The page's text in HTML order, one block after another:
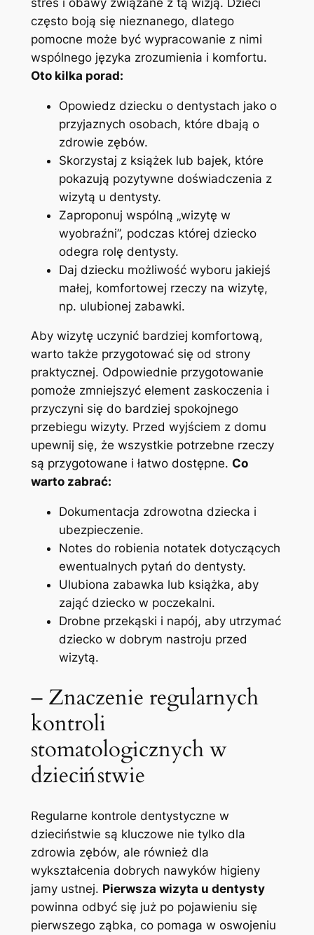
często boją się nieznanego,‍ dlatego
pomocne ​może być wypracowanie ‍z ​nimi
wspólnego⁤ języka ‍zrozumienia i ⁤komfortu.
Oto kilka porad:
Opowiedz dziecku o‍ dentystach jako o
przyjaznych ‍osobach, które ⁢dbają o
zdrowie zębów.
Skorzystaj z ​książek lub ⁣bajek, ⁣które
pokazują ​pozytywne doświadczenia z
wizytą u dentysty.
Zaproponuj wspólną⁤ „wizytę w
wyobraźni”, podczas⁣ której dziecko
odegra rolę dentysty.
Daj⁣ dziecku możliwość ​wyboru⁢ jakiejś
małej, komfortowej rzeczy na wizytę,
np.⁤ ulubionej zabawki.
Aby wizytę uczynić ⁣bardziej‌ komfortową,
warto także przygotować‌ się ‌od strony
‌praktycznej. Odpowiednie przygotowanie ​
pomoże zmniejszyć element ⁢zaskoczenia⁣ i
przyczyni się do bardziej spokojnego
przebiegu wizyty. Przed wyjściem z domu
upewnij się, że ⁢wszystkie potrzebne rzeczy⁣
są przygotowane i łatwo dostępne. Co​
warto⁣ zabrać:
Dokumentacja zdrowotna dziecka ⁤i⁤
ubezpieczenie.
Notes do ​robienia⁣ notatek ‌dotyczących
ewentualnych ‍pytań do dentysty.
Ulubiona ⁢zabawka‌ lub ⁤książka, aby
zająć dziecko w ‌poczekalni.
Drobne przekąski i napój, aby utrzymać
dziecko​ w dobrym nastroju przed
wizytą.
– Znaczenie regularnych
⁢kontroli ​
stomatologicznych w
‍dzieciństwie
Regularne kontrole dentystyczne w
dzieciństwie są kluczowe nie tylko dla
zdrowia ‌zębów, ⁤ale⁣ również dla⁤
wykształcenia dobrych nawyków ⁣higieny
jamy ‌ustnej. Pierwsza​ wizyta u dentysty
⁤powinna odbyć się już po pojawieniu się
pierwszego ząbka, co pomaga w oswojeniu⁣